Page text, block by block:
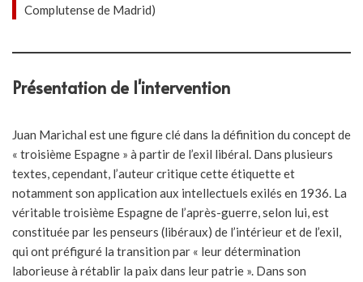
Complutense de Madrid)
Présentation de l'intervention
Juan Marichal est une figure clé dans la définition du concept de
« troisième Espagne » à partir de l’exil libéral. Dans plusieurs
textes, cependant, l’auteur critique cette étiquette et
notamment son application aux intellectuels exilés en 1936. La
véritable troisième Espagne de l’après-guerre, selon lui, est
constituée par les penseurs (libéraux) de l’intérieur et de l’exil,
qui ont préfiguré la transition par « leur détermination
laborieuse à rétablir la paix dans leur patrie ». Dans son